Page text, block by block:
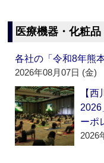
医療機器・化粧品
各社の「令和8年熊
2026年08月07日 (金)
【
2026
ーポ
2026